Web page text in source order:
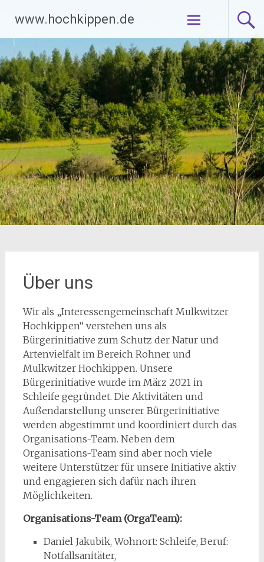
Inhalt
springen
www.hochkippen.de
Über uns
Wir als „Interessengemeinschaft Mulkwitzer
Hochkippen“ verstehen uns als
Bürgerinitiative zum Schutz der Natur und
Artenvielfalt im Bereich Rohner und
Mulkwitzer Hochkippen. Unsere
Bürgerinitiative wurde im März 2021 in
Schleife gegründet. Die Aktivitäten und
Außendarstellung unserer Bürgerinitiative
werden abgestimmt und koordiniert durch das
Organisations-Team. Neben dem
Organisations-Team sind aber noch viele
weitere Unterstützer für unsere Initiative aktiv
und engagieren sich dafür nach ihren
Möglichkeiten.
Organisations-Team (OrgaTeam):
Daniel Jakubik, Wohnort: Schleife, Beruf:
Notfallsanitäter,